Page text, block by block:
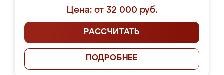
Цена: от 32 000 руб.
РАССЧИТАТЬ
ПОДРОБНЕЕ